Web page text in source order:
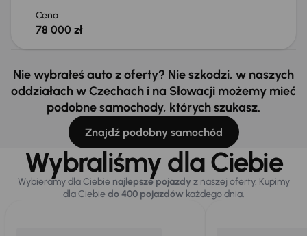
Cena
78 000 zł
Nie wybrałeś auto z oferty? Nie szkodzi, w naszych
oddziałach w Czechach i na Słowacji możemy mieć
podobne samochody, których szukasz.
Znajdź podobny samochód
Wybraliśmy dla Ciebie
Wybieramy dla Ciebie najlepsze pojazdy z naszej oferty. Kupimy
dla Ciebiedo 400 pojazdówkażdego dnia.